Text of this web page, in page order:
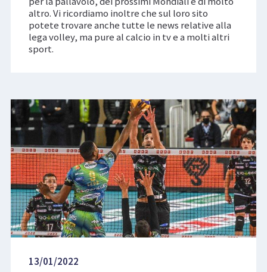
altro. Vi ricordiamo inoltre che sul loro sito
potete trovare anche tutte le news relative alla
lega volley, ma pure al calcio in tv e a molti altri
sport.
13/01/2022